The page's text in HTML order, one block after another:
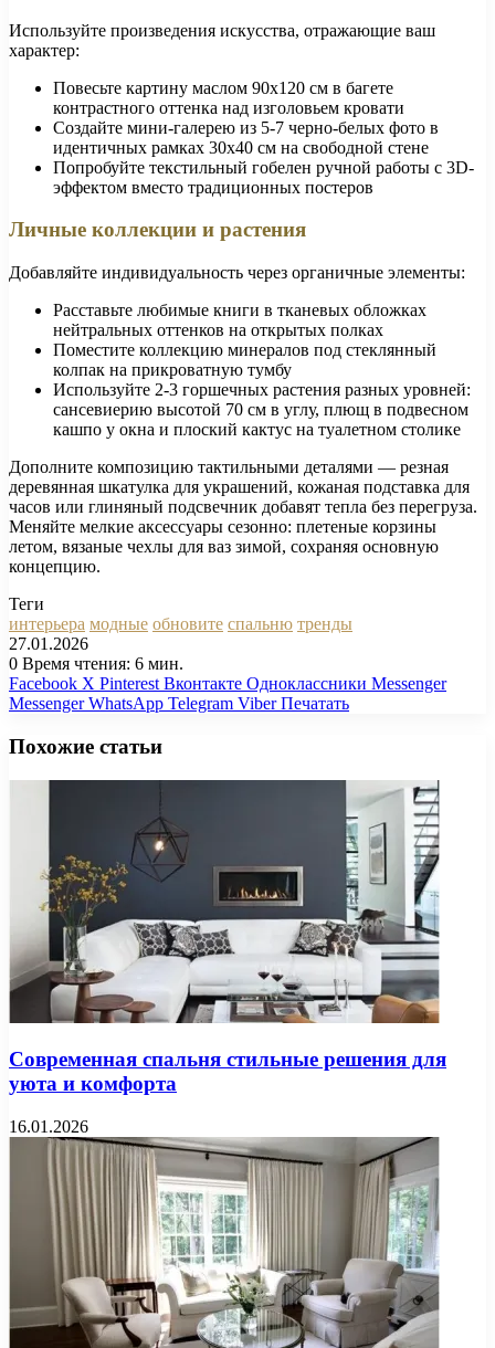
Используйте произведения искусства, отражающие ваш
характер:
Повесьте картину маслом 90х120 см в багете
контрастного оттенка над изголовьем кровати
Создайте мини-галерею из 5-7 черно-белых фото в
идентичных рамках 30х40 см на свободной стене
Попробуйте текстильный гобелен ручной работы с 3D-
эффектом вместо традиционных постеров
Личные коллекции и растения
Добавляйте индивидуальность через органичные элементы:
Расставьте любимые книги в тканевых обложках
нейтральных оттенков на открытых полках
Поместите коллекцию минералов под стеклянный
колпак на прикроватную тумбу
Используйте 2-3 горшечных растения разных уровней:
сансевиерию высотой 70 см в углу, плющ в подвесном
кашпо у окна и плоский кактус на туалетном столике
Дополните композицию тактильными деталями — резная
деревянная шкатулка для украшений, кожаная подставка для
часов или глиняный подсвечник добавят тепла без перегруза.
Меняйте мелкие аксессуары сезонно: плетеные корзины
летом, вязаные чехлы для ваз зимой, сохраняя основную
концепцию.
Теги
интерьера модные обновите спальню тренды
27.01.2026
0 Время чтения: 6 мин.
Facebook X Pinterest Вконтакте Одноклассники Messenger
Messenger WhatsApp Telegram Viber Печатать
Похожие статьи
Современная спальня стильные решения для
уюта и комфорта
16.01.2026